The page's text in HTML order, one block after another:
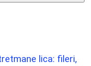
lica: fileri,